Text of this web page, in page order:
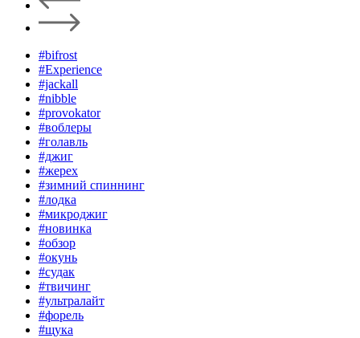
#bifrost
#Experience
#jackall
#nibble
#provokator
#воблеры
#голавль
#джиг
#жерех
#зимний спиннинг
#лодка
#микроджиг
#новинка
#обзор
#окунь
#судак
#твичинг
#ультралайт
#форель
#щука